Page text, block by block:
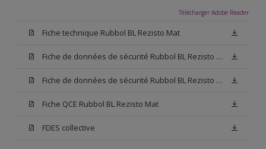
Télécharger Adobe Reader
Fiche technique Rubbol BL Rezisto Mat
Fiche de données de sécurité Rubbol BL Rezisto Mat Base W05
Fiche de données de sécurité Rubbol BL Rezisto Mat Base N00
Fiche QCE Rubbol BL Rezisto Mat
FDES collective